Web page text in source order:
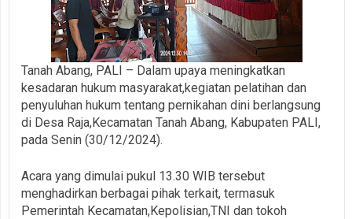
Tanah Abang, PALI – Dalam upaya meningkatkan
kesadaran hukum masyarakat,kegiatan pelatihan dan
penyuluhan hukum tentang pernikahan dini berlangsung
di Desa Raja,Kecamatan Tanah Abang, Kabupaten PALI,
pada Senin (30/12/2024).
Acara yang dimulai pukul 13.30 WIB tersebut
menghadirkan berbagai pihak terkait, termasuk
Pemerintah Kecamatan,Kepolisian,TNI dan tokoh